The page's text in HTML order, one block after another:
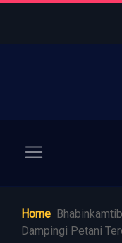
Home
Dampingi Petani